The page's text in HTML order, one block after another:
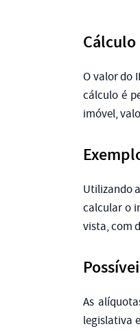
Cálculo
O valor do
cálculo é
imóvel,
Utilizando
calcular o
vista, com
As
legislativa